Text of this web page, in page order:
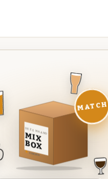
DEZE MAAND
MIX
BOX
8 BIEREN
MATCH